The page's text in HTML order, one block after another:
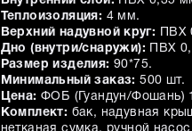
Теплоизоляция: 4 мм.
Верхний надувной круг:
ПВХ
Дно (внутри/снаружи): ПВХ
Размер изделия: 90*75.
Минимальный заказ: 500 шт.
Цена: ФОБ (Гуандун/Фошань)
Комплект: бак, надувная